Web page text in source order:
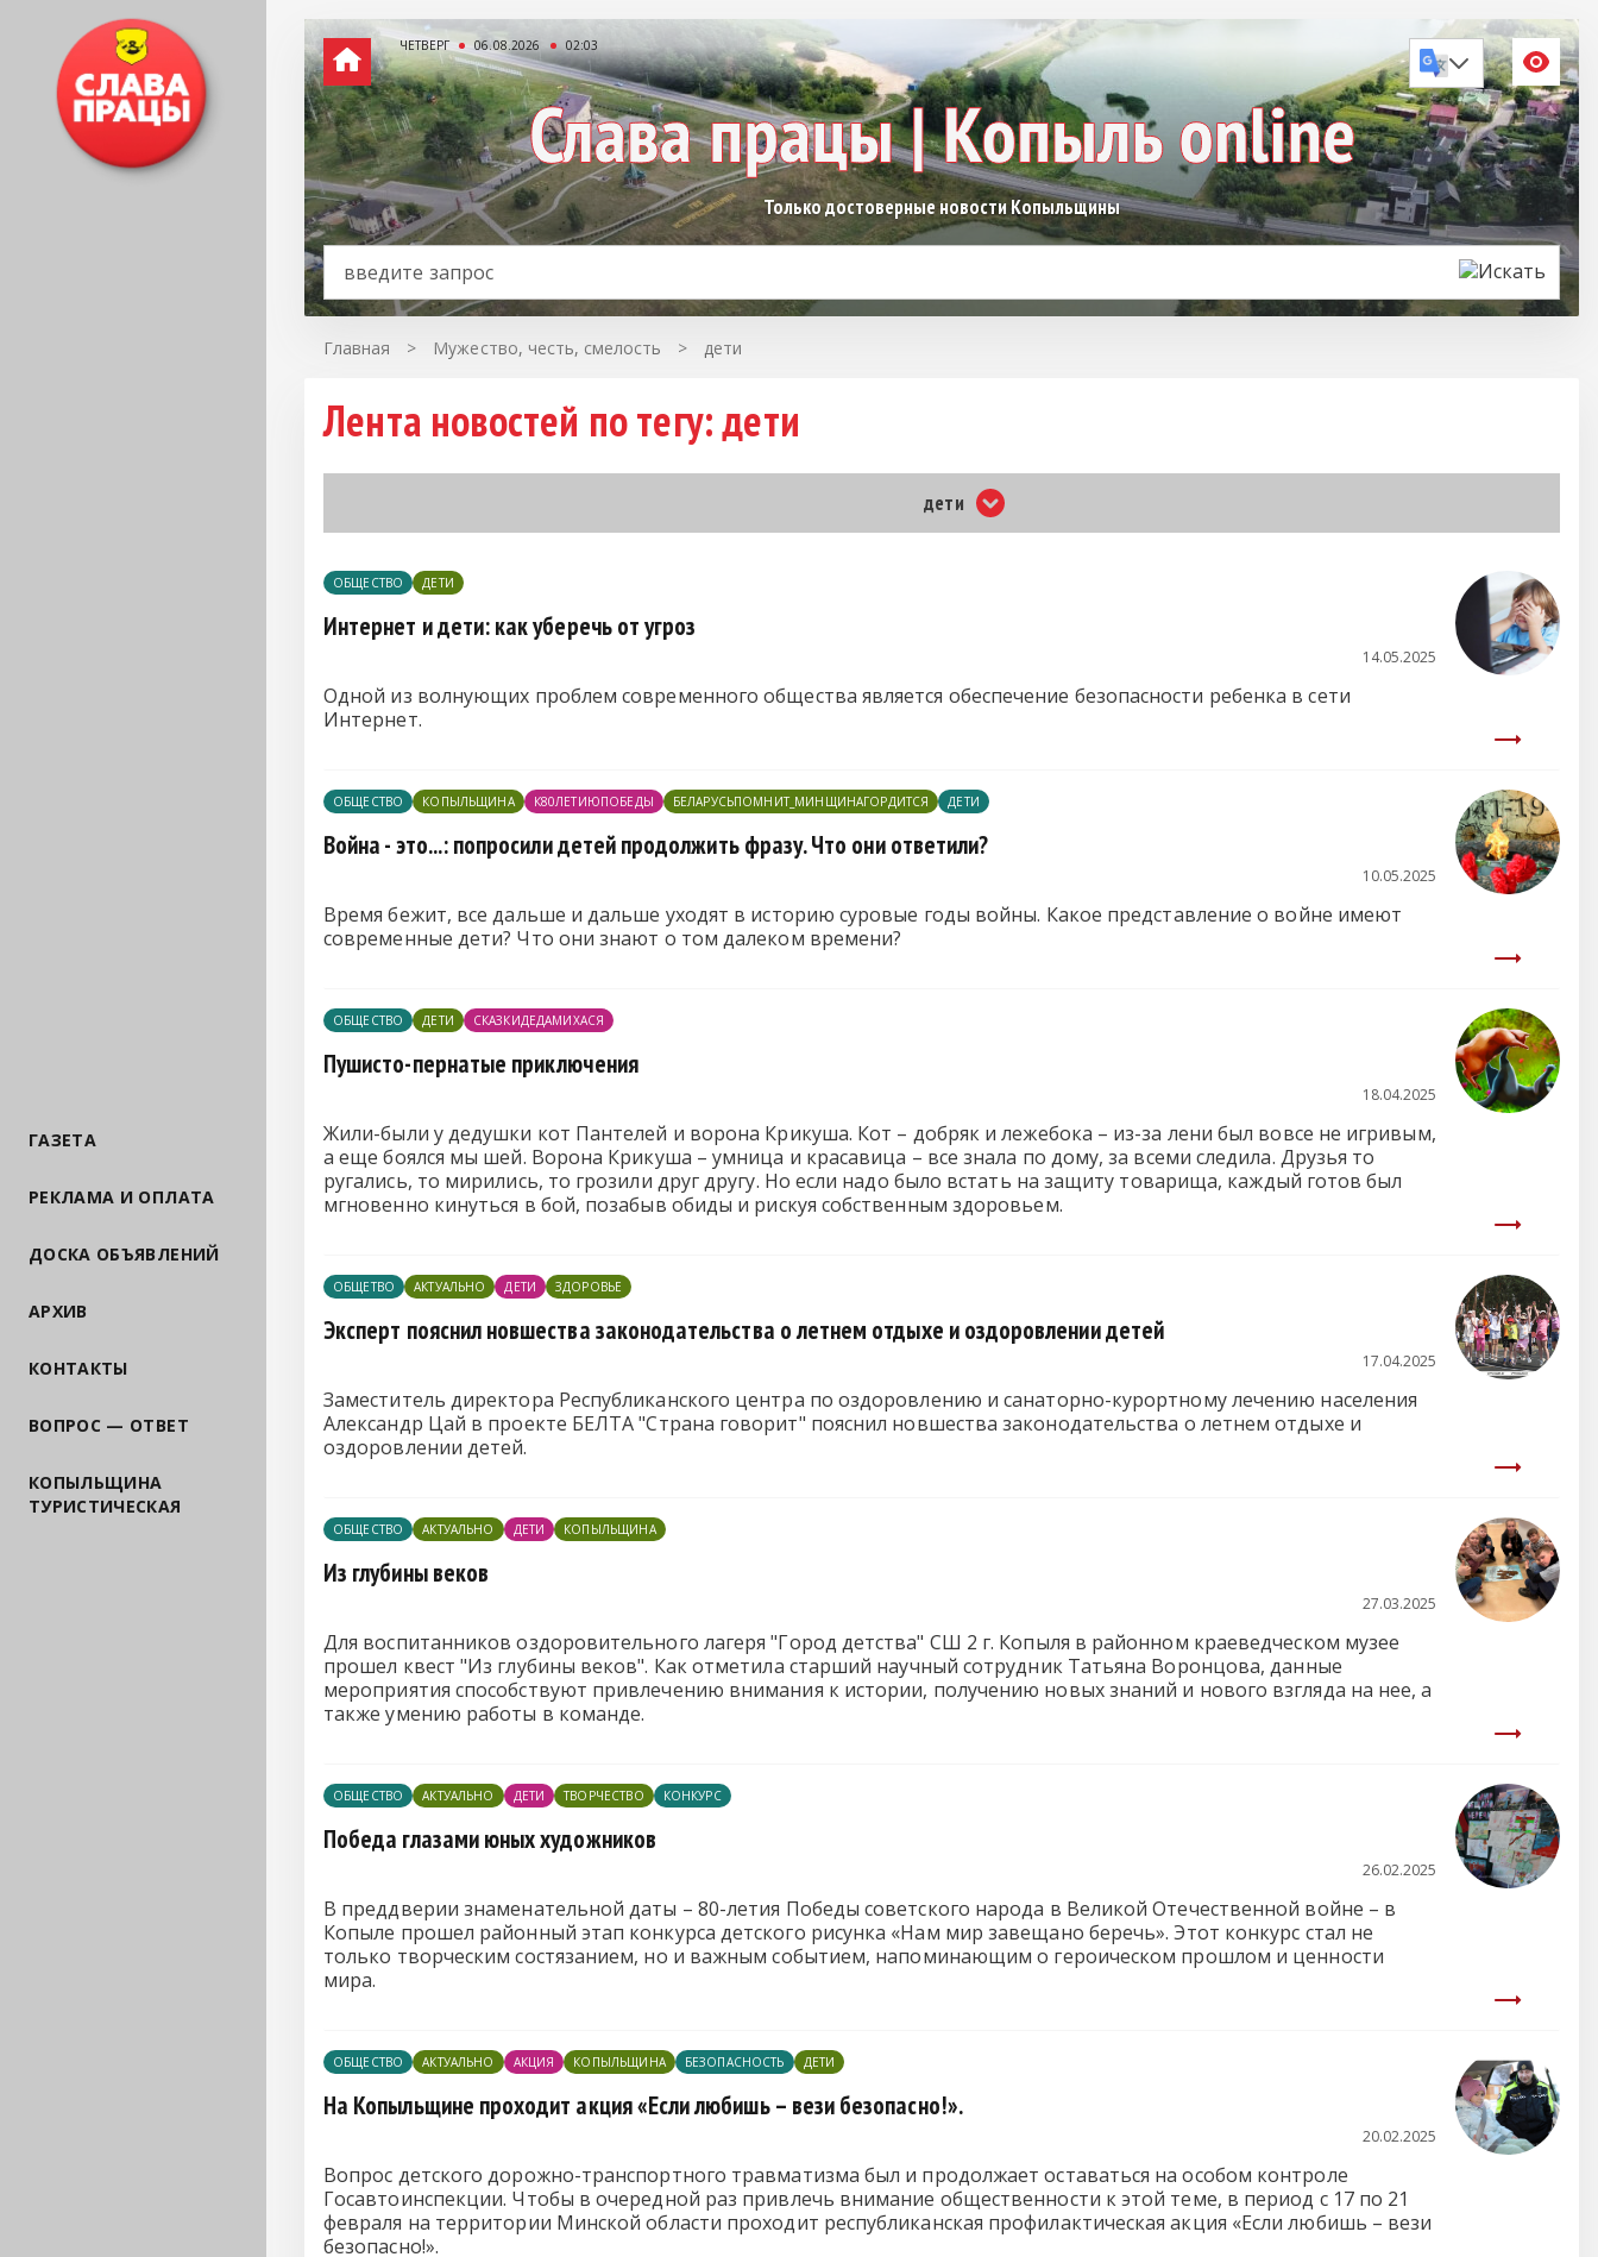
ГАЗЕТА
РЕКЛАМА И ОПЛАТА
ДОСКА ОБЪЯВЛЕНИЙ
АРХИВ
КОНТАКТЫ
ВОПРОС — ОТВЕТ
КОПЫЛЬЩИНА
ТУРИСТИЧЕСКАЯ
ЧЕТВЕРГ 06.08.2026 02:03
Только достоверные новости Копыльщины
Главная > Мужество, честь, смелость > дети
Лента новостей по тегу: дети
дети
ОБЩЕСТВО ДЕТИ
Интернет и дети: как уберечь от угроз
14.05.2025
Одной из волнующих проблем современного общества является обеспечение безопасности ребенка в сети
Интернет.
ОБЩЕСТВО КОПЫЛЬЩИНА К80ЛЕТИЮПОБЕДЫ БЕЛАРУСЬПОМНИТ_МИНЩИНАГОРДИТСЯ ДЕТИ
Война - это...: попросили детей продолжить фразу. Что они ответили?
10.05.2025
Время бежит, все дальше и дальше уходят в историю суровые годы войны. Какое представление о войне имеют
современные дети? Что они знают о том далеком времени?
ОБЩЕСТВО ДЕТИ СКАЗКИДЕДАМИХАСЯ
Пушисто-пернатые приключения
18.04.2025
Жили-были у дедушки кот Пантелей и ворона Крикуша. Кот – добряк и лежебока – из-за лени был вовсе не игривым,
а еще боялся мы шей. Ворона Крикуша – умница и красавица – все знала по дому, за всеми следила. Друзья то
ругались, то мирились, то грозили друг другу. Но если надо было встать на защиту товарища, каждый готов был
мгновенно кинуться в бой, позабыв обиды и рискуя собственным здоровьем.
ОБЩЕТВО АКТУАЛЬНО ДЕТИ ЗДОРОВЬЕ
Эксперт пояснил новшества законодательства о летнем отдыхе и оздоровлении детей
17.04.2025
Заместитель директора Республиканского центра по оздоровлению и санаторно-курортному лечению населения
Александр Цай в проекте БЕЛТА"Страна говорит" пояснил новшества законодательства о летнем отдыхе и
оздоровлении детей.
ОБЩЕСТВО АКТУАЛЬНО ДЕТИ КОПЫЛЬЩИНА
Из глубины веков
27.03.2025
Для воспитанников оздоровительного лагеря "Город детства" СШ 2 г. Копыля в районном краеведческом музее
прошел квест "Из глубины веков". Как отметила старший научный сотрудник Татьяна Воронцова, данные
мероприятия способствуют привлечению внимания к истории, получению новых знаний и нового взгляда на нее, а
также умению работы в команде.
ОБЩЕСТВО АКТУАЛЬНО ДЕТИ ТВОРЧЕСТВО КОНКУРС
Победа глазами юных художников
26.02.2025
В преддверии знаменательной даты – 80-летия Победы советского народа в Великой Отечественной войне – в
Копыле прошел районный этап конкурса детского рисунка «Нам мир завещано беречь». Этот конкурс стал не
только творческим состязанием, но и важным событием, напоминающим о героическом прошлом и ценности
мира.
ОБЩЕСТВО АКТУАЛЬНО АКЦИЯ КОПЫЛЬЩИНА БЕЗОПАСНОСТЬ ДЕТИ
На Копыльщине проходит акция «Если любишь – вези безопасно!».
20.02.2025
Вопрос детского дорожно-транспортного травматизма был и продолжает оставаться на особом контроле
Госавтоинспекции. Чтобы в очередной раз привлечь внимание общественности к этой теме, в период с 17 по 21
февраля на территории Минской области проходит республиканская профилактическая акция «Если любишь – вези
безопасно!».